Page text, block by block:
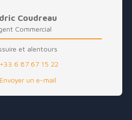
Coudreau
Commercial
et alentours
+33 6 87 67 15 22
Envoyer un e-mail